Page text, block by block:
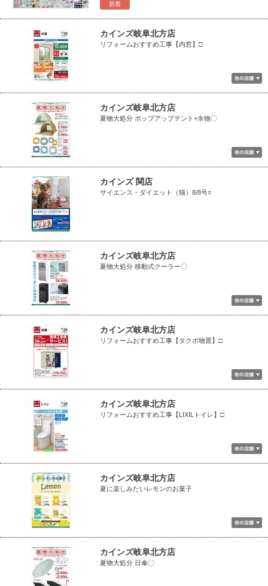
新着
カインズ岐阜北方店
リフォームおすすめ工事【内窓】□
カインズ岐阜北方店
夏物大処分 ポップアップテント+水物〇
カインズ 関店
サイエンス・ダイエット（猫）8/8号○
カインズ岐阜北方店
夏物大処分 移動式クーラー〇
カインズ岐阜北方店
リフォームおすすめ工事【タクボ物置】□
カインズ岐阜北方店
リフォームおすすめ工事【LIXILトイレ】□
カインズ岐阜北方店
夏に楽しみたいレモンのお菓子
カインズ岐阜北方店
夏物大処分 日傘〇